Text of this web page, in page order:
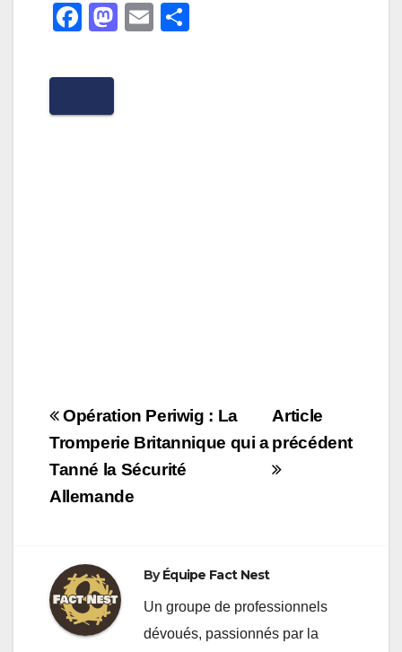
F
c
M
E
Navigation
de
l’article
Article
précédent
Opération Periwig : La
Tromperie Britannique qui a
Tanné la Sécurité
Allemande
ByÉquipe Fact Nest
Un groupe de professionnels
dévoués, passionnés par la